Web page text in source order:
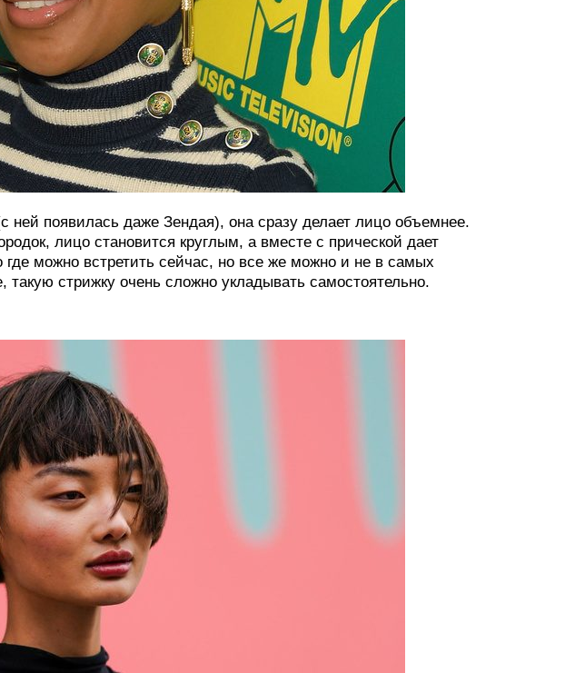
ней появилась даже Зендая), она сразу делает лицо объемнее.
лицо становится круглым, а вместе с прической дает
можно встретить сейчас, но все же можно и не в самых
стрижку очень сложно укладывать самостоятельно.